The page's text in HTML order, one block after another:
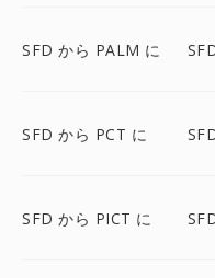
SFD から PALM に
SFD から PCT に
SFD から PICT に